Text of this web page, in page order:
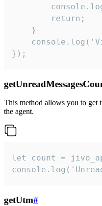
        return;
    }
});
This method allows you to get
the agent.
let count =
getUtm#